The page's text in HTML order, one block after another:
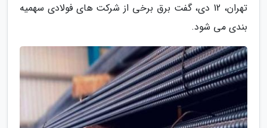
تهران، 12 دی، گفت برق برخی از شرکت های فولادی سهمیه
بندی می شود.